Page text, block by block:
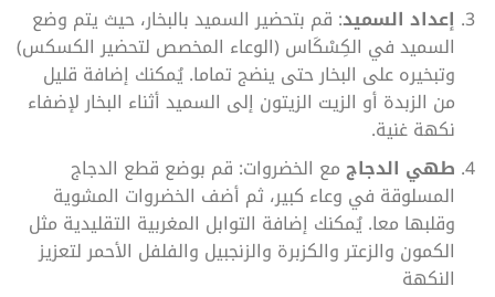
إعداد السميد: قم بتحضير السميد بالبخار، حيث يتم وضع
السميد في الكِسْكَاس (الوعاء المخصص لتحضير الكسكس)
وتبخيره على البخار حتى ينضج تماما. يُمكنك إضافة قليل
من الزبدة أو الزيت الزيتون إلى السميد أثناء البخار لإضفاء
نكهة غنية.
طهي الدجاجمع الخضروات: قم بوضع قطع الدجاج
المسلوقة في وعاء كبير، ثم أضف الخضروات المشوية
وقلبها معا. يُمكنك إضافة التوابل المغربية التقليدية مثل
الكمون والزعتر والكزبرة والزنجبيل والفلفل الأحمر لتعزيز
النكهة